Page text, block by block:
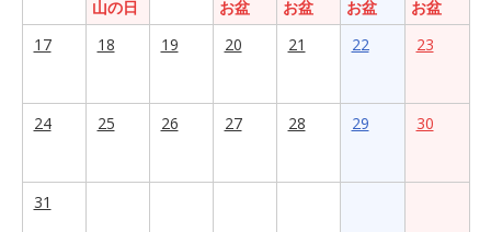
山の日
お盆
お盆
お盆
お盆
17
18 19 20 21 22 23
24 25 26 27 28 29 30
31